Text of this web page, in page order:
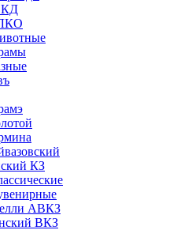
КД
КЗ
АВКЗ
ВКЗ